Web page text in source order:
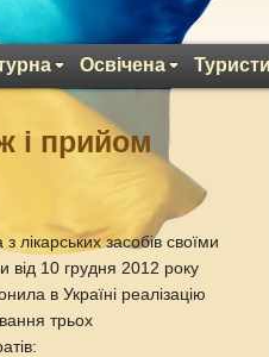
Освічена
і прийом
лікарських засобів своїми
від 10 грудня 2012 року
в Україні реалізацію
трьох